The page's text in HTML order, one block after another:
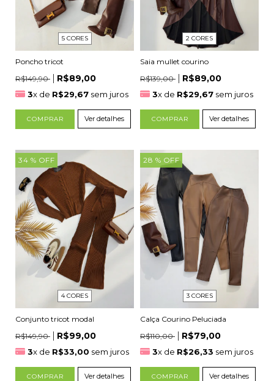
5 CORES
Poncho tricot
R$149,90
R$89,00
3x de R$29,67 sem juros
COMPRAR Ver detalhes
2 CORES
Saia mullet courino
R$139,00
R$89,00
3x de R$29,67 sem juros
COMPRAR Ver detalhes
34 % OFF
4 CORES
Conjunto tricot modal
R$149,90
R$99,00
3x de R$33,00 sem juros
COMPRAR Ver detalhes
28 % OFF
3 CORES
Calça Courino Peluciada
R$110,00
R$79,00
3x de R$26,33 sem juros
COMPRAR Ver detalhes